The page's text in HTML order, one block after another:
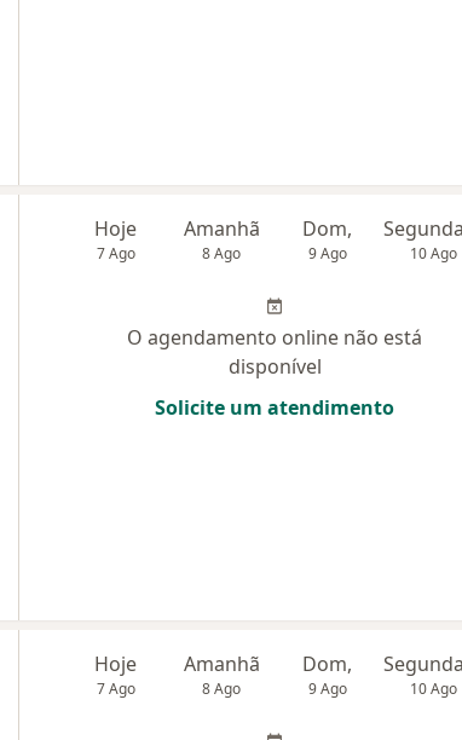
Hoje
7 Ago
Amanhã
8 Ago
Dom,
9 Ago 10 Ago
O agendamento online não está
disponível
Solicite um atendimento
Hoje
7 Ago
Amanhã
8 Ago
Dom,
9 Ago 10 Ago